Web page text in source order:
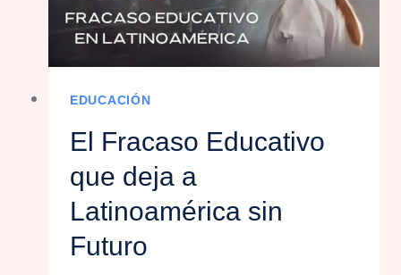
EDUCACIÓN
El Fracaso Educativo
que deja a
Latinoamérica sin
Futuro